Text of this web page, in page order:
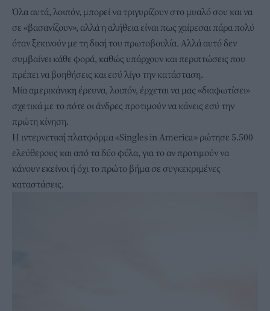
Όλα αυτά, λοιπόν, μπορεί να τριγυρίζουν στο μυαλό σου και να
σε «βασανίζουν», αλλά η αλήθεια είναι πως χαίρεσαι πάρα πολύ
όταν ξεκινούν με τη δική του πρωτοβουλία. Αλλά αυτό δεν
συμβαίνει κάθε φορά, καθώς υπάρχουν και περιπτώσεις που
πρέπει να βοηθήσεις και εσύ λίγο την κατάσταση.
Μία αμερικάνικη έρευνα, λοιπόν, έρχεται να μας «διαφωτίσει»
σχετικά με το πότε οι άνδρες προτιμούν να κάνεις εσύ την
πρώτη κίνηση.
Η ιντερνετική πλατφόρμα «Singles in America» ρώτησε 5.500
ελεύθερους και από τα δύο φύλα, για το αν προτιμούν να
κάνουν εκείνοι ή όχι το πρώτο βήμα σε συγκεκριμένες
καταστάσεις.